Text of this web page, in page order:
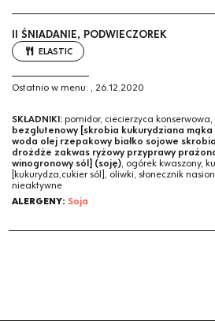
II ŚNIADANIE, PODWIECZOREK
ELASTIC
Ostatnio w menu: , 26.12.2020
SKŁADNIKI: pomidor, ciecierzyca konserwowa,
bezglutenowy [skrobia kukurydziana
woda olej rzepakowy białko sojowe
drożdże zakwas ryżowy przyprawy
winogronowy sól] (soję), ogórek kwaszony,
[kukurydza,cukier sól], oliwki, słonecznik
nieaktywne
ALERGENY: Soja